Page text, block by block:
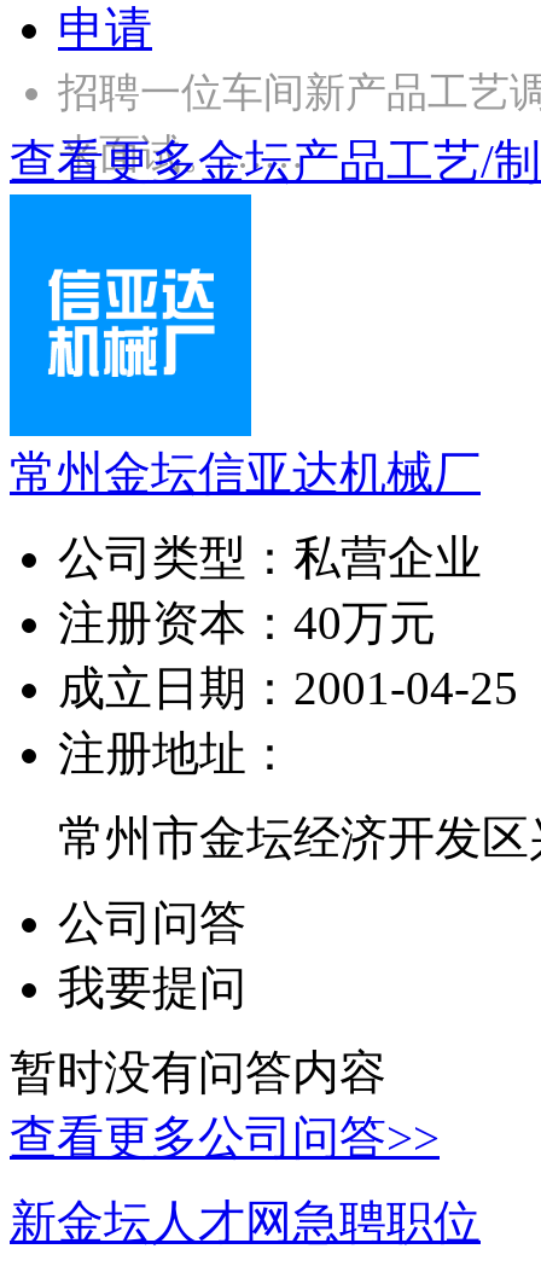
申请
招聘一位车间新产品工艺
来面试。……
查看更多金坛产品工艺/
常州金坛信亚达机械厂
公司类型： 私营企业
注册资本： 40万元
成立日期： 2001-04-25
注册地址：
常州市金坛经济开发
公司问答
我要提问
暂时没有问答内容
查看更多公司问答>>
新金坛人才网急聘职位